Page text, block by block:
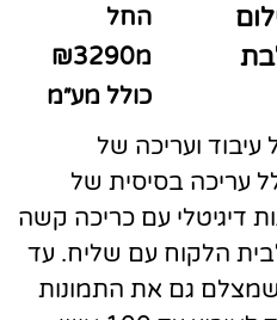
החל
מ₪3290
כולל מע״מ
עיבוד ועריכה של
עריכה בסיסית של
100 תמונות דיגיטלי עם כריכה קשה
הלקוח עם שליח. עד
שמצלם גם את התמונות